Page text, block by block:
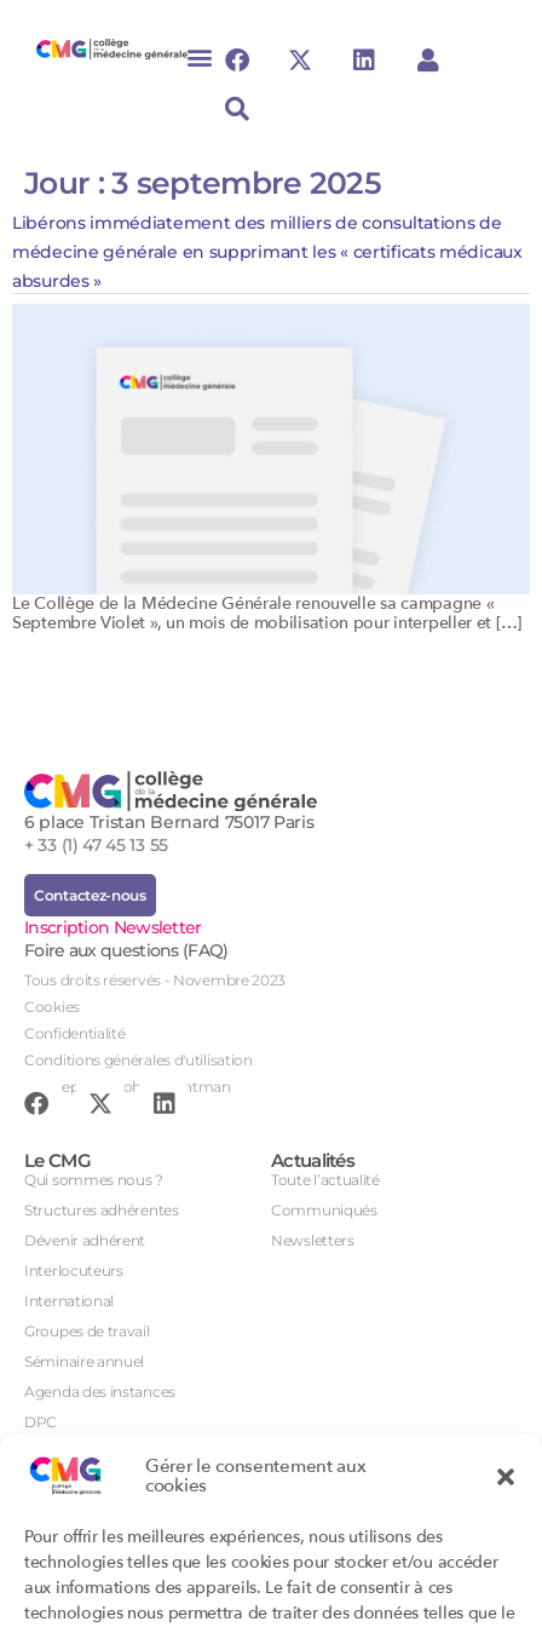
Gérer le consentement aux
cookies
Pour offrir les meilleures expériences, nous utilisons des
technologies telles que les cookies pour stocker et/ou accéder
aux informations des appareils. Le fait de consentir à ces
technologies nous permettra de traiter des données telles que le
Jour :3 septembre 2025
Libérons immédiatement des milliers de consultations de
médecine générale en supprimant les « certificats médicaux
absurdes »
Le Collège de la Médecine Générale renouvelle sa campagne «
Septembre Violet », un mois de mobilisation pour interpeller et […]
6 place Tristan Bernard 75017 Paris
+ 33 (1) 47 45 13 55
Contactez-nous
Inscription Newsletter
Foire aux questions (FAQ)
Tous droits réservés - Novembre 2023
Cookies
Confidentialité
Conditions générales d'utilisation
Conception : John Brightman
Le CMG
Qui sommes nous ?
Structures adhérentes
Dévenir adhérent
Interlocuteurs
International
Groupes de travail
Séminaire annuel
Agenda des instances
DPC
CSI
Orientations prioritaires
Actualités
Toute l’actualité
Communiqués
Newsletters
Productions
Productions du Collège
Productions des structures
adhérentes
Portails
Annuaire DU/DIU
Archimede.fr
Ebmfrance.net